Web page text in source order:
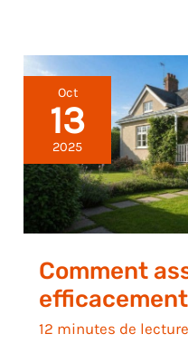
Oct
13
2025
Comment
12 minutes de lecture